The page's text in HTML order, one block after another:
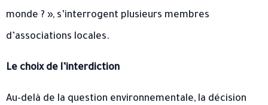
monde ? », s’interrogent plusieurs membres
d’associations locales.
Le choix de l’interdiction
Au-delà de la question environnementale, la décision